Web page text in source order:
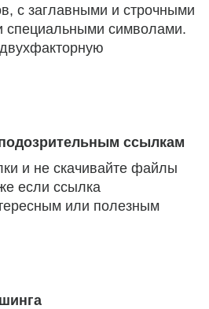
с заглавными и строчными
специальными символами.
ссылкам
и не скачивайте файлы
если ссылка
или полезным